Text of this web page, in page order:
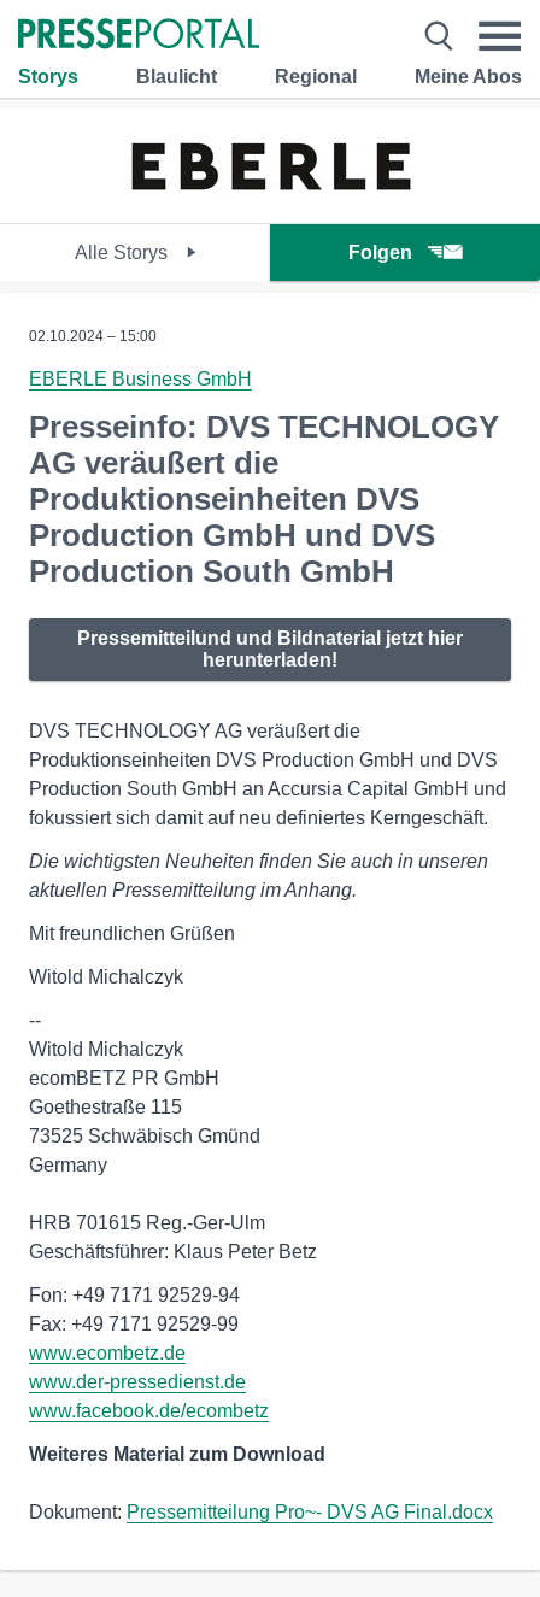
Storys Blaulicht Regional Meine Abos
Alle Storys Folgen
02.10.2024 – 15:00
EBERLE Business GmbH
Presseinfo: DVS TECHNOLOGY
AG veräußert die
Produktionseinheiten DVS
Production GmbH und DVS
Production South GmbH
Pressemitteilund und Bildnaterial jetzt hier
herunterladen!
DVS TECHNOLOGY AG veräußert die
Produktionseinheiten DVS Production GmbH und DVS
Production South GmbH an Accursia Capital GmbH und
fokussiert sich damit auf neu definiertes Kerngeschäft.
Die wichtigsten Neuheiten finden Sie auch in unseren
aktuellen Pressemitteilung im Anhang.
Mit freundlichen Grüßen
Witold Michalczyk
--
Witold Michalczyk
ecomBETZ PR GmbH
Goethestraße 115
73525 Schwäbisch Gmünd
Germany
HRB 701615 Reg.-Ger-Ulm
Geschäftsführer: Klaus Peter Betz
Fon: +49 7171 92529-94
www.ecombetz.de
www.der-pressedienst.de
www.facebook.de/ecombetz
Weiteres Material zum Download
Dokument: Pressemitteilung Pro~- DVS AG Final.docx